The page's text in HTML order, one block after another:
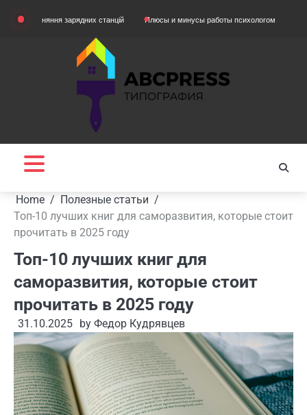
зарядних станцій Плюсы и минусы работы психологом Домашняя
Home
Полезные статьи
Топ-10 лучших книг для саморазвития, которые стоит
прочитать в 2025 году
Топ-10 лучших книг для
саморазвития, которые стоит
прочитать в 2025 году
31.10.2025 by Федор Кудрявцев